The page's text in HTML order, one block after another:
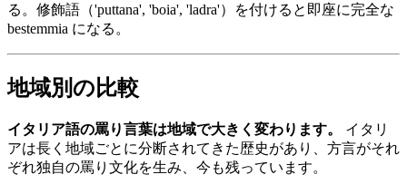
る。修飾語（'puttana', 'boia', 'ladra'）を付けると即座に完全な
bestemmia になる。
地域別の比較
イタリア語の罵り言葉は地域で大きく変わります。
イタリ
アは長く地域ごとに分断されてきた歴史があり、方言がそれ
ぞれ独自の罵り文化を生み、今も残っています。